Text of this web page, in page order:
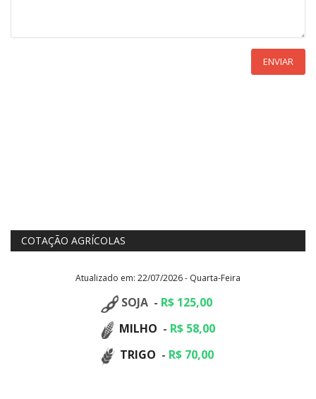
ENVIAR
COTAÇÃO AGRÍCOLAS
Atualizado em: 22/07/2026 - Quarta-Feira
SOJA - R$ 125,00
MILHO - R$ 58,00
TRIGO - R$ 70,00